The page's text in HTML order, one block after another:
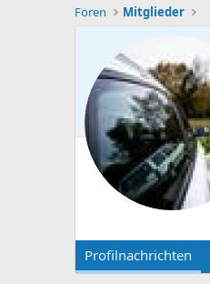
Foren
Mitglieder
Profilnachrichten